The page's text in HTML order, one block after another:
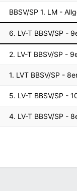
BBSV/SP 1. LM -
6. LV-T BBSV/SP -
2. LV-T BBSV/SP -
1. LVT BBSV/SP -
5. LV-T BBSV/SP -
4. LV-T BBSV/SP -